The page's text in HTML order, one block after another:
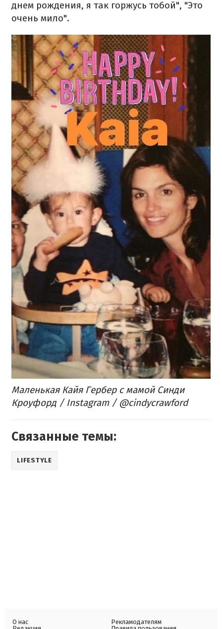
днем рождения, я так горжусь тобой", "Это
очень мило".
Маленькая Кайя Гербер с мамой Синди
Кроуфорд / Instagram / @cindycrawford
Связанные темы:
LIFESTYLE
О нас
Рекламодателям